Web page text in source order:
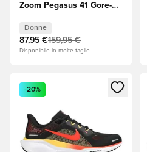
Zoom Pegasus 41 Gore-
Donna
Donne
87,95 €159,95 €
Disponibile in molte taglie
Apre una finestra modale per
-20%